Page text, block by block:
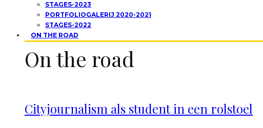
STAGES-2023
PORTFOLIOGALERIJ 2020-2021
STAGES-2022
ON THE ROAD
On the road
Cityjournalism als student in een rolstoel